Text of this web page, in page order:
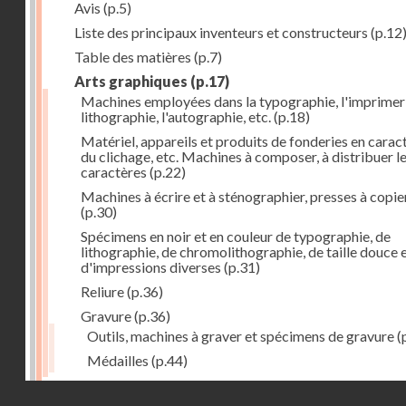
Avis (p.5)
Liste des principaux inventeurs et constructeurs (p.12)
Table des matières (p.7)
Arts graphiques (p.17)
Machines employées dans la typographie,
lithographie, l'autographie, etc. (p.18)
Matériel, appareils et produits de fonderies en
du clichage, etc. Machines à composer, à distribuer
caractères (p.22)
Machines à écrire et à sténographier, presses à
(p.30)
Spécimens en noir et en couleur de typographie, de
lithographie, de chromolithographie, de taille douce
d'impressions diverses (p.31)
Reliure(p.36)
Gravure(p.36)
Outils, machines à graver et spécimens de gravure
Médailles (p.44)